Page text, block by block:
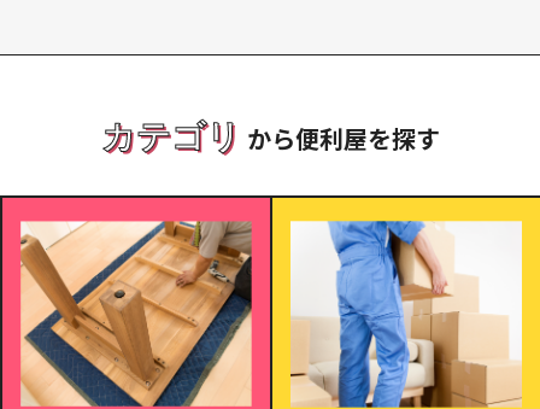
ー
カテゴリ から便利屋を探す